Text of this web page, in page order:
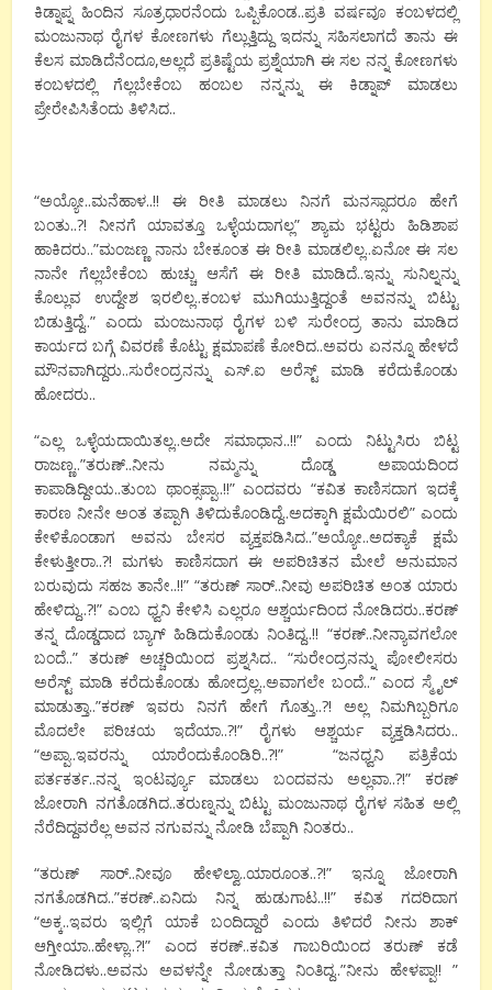
ಕಿಡ್ನಾಪ್ನ ಹಿಂದಿನ ಸೂತ್ರಧಾರನೆಂದು ಒಪ್ಪಿಕೊಂಡ..ಪ್ರತಿ ವರ್ಷವೂ ಕಂಬಳದಲ್ಲಿ
ಮಂಜುನಾಥ ರೈಗಳ ಕೋಣಗಳು ಗೆಲ್ಲುತ್ತಿದ್ದು ಇದನ್ನು ಸಹಿಸಲಾಗದೆ ತಾನು ಈ
ಕೆಲಸ ಮಾಡಿದೆನೆಂದೂ,ಅಲ್ಲದೆ ಪ್ರತಿಷ್ಟೆಯ ಪ್ರಶ್ನೆಯಾಗಿ ಈ ಸಲ ನನ್ನ ಕೋಣಗಳು
ಕಂಬಳದಲ್ಲಿ ಗೆಲ್ಲಬೇಕೆಂಬ ಹಂಬಲ ನನ್ನನ್ನು ಈ ಕಿಡ್ನಾಪ್ ಮಾಡಲು
ಪ್ರೇರೇಪಿಸಿತೆಂದು ತಿಳಿಸಿದ..
“ಅಯ್ಯೋ..ಮನೆಹಾಳ..!! ಈ ರೀತಿ ಮಾಡಲು ನಿನಗೆ ಮನಸ್ಸಾದರೂ ಹೇಗೆ
ಬಂತು..?! ನೀನಗೆ ಯಾವತ್ತೂ ಒಳ್ಳೆಯದಾಗಲ್ಲ” ಶ್ಯಾಮ ಭಟ್ಟರು ಹಿಡಿಶಾಪ
ಹಾಕಿದರು..”ಮಂಜಣ್ಣ ನಾನು ಬೇಕೂಂತ ಈ ರೀತಿ ಮಾಡಲಿಲ್ಲ..ಏನೋ ಈ ಸಲ
ನಾನೇ ಗೆಲ್ಲಬೇಕೆಂಬ ಹುಚ್ಚು ಆಸೆಗೆ ಈ ರೀತಿ ಮಾಡಿದೆ..ಇನ್ನು ಸುನಿಲ್ನನ್ನು
ಕೊಲ್ಲುವ ಉದ್ದೇಶ ಇರಲಿಲ್ಲ..ಕಂಬಳ ಮುಗಿಯುತ್ತಿದ್ದಂತೆ ಅವನನ್ನು ಬಿಟ್ಟು
ಬಿಡುತ್ತಿದ್ದೆ..” ಎಂದು ಮಂಜುನಾಥ ರೈಗಳ ಬಳಿ ಸುರೇಂದ್ರ ತಾನು ಮಾಡಿದ
ಕಾರ್ಯದ ಬಗ್ಗೆ ವಿವರಣೆ ಕೊಟ್ಟು ಕ್ಷಮಾಪಣೆ ಕೋರಿದ..ಅವರು ಏನನ್ನೂ ಹೇಳದೆ
ಮೌನವಾಗಿದ್ದರು..ಸುರೇಂದ್ರನನ್ನು ಎಸ್.ಐ ಅರೆಸ್ಟ್ ಮಾಡಿ ಕರೆದುಕೊಂಡು
ಹೋದರು..
“ಎಲ್ಲ ಒಳ್ಳೆಯದಾಯಿತಲ್ಲ..ಅದೇ ಸಮಾಧಾನ..!!” ಎಂದು ನಿಟ್ಟುಸಿರು ಬಿಟ್ಟ
ರಾಜಣ್ಣ..”ತರುಣ್..ನೀನು ನಮ್ಮನ್ನು ದೊಡ್ಡ ಅಪಾಯದಿಂದ
ಕಾಪಾಡಿದ್ದೀಯ..ತುಂಬ ಥಾಂಕ್ಸಪ್ಪಾ..!!” ಎಂದವರು “ಕವಿತ ಕಾಣಿಸದಾಗ ಇದಕ್ಕೆ
ಕಾರಣ ನೀನೇ ಅಂತ ತಪ್ಪಾಗಿ ತಿಳಿದುಕೊಂಡಿದ್ದೆ..ಅದಕ್ಕಾಗಿ ಕ್ಷಮೆಯಿರಲಿ” ಎಂದು
ಕೇಳಿಕೊಂಡಾಗ ಅವನು ಬೇಸರ ವ್ಯಕ್ತಪಡಿಸಿದ..”ಅಯ್ಯೋ..ಅದಕ್ಯಾಕೆ ಕ್ಷಮೆ
ಕೇಳುತ್ತೀರಾ..?! ಮಗಳು ಕಾಣಿಸದಾಗ ಈ ಅಪರಿಚಿತನ ಮೇಲೆ ಅನುಮಾನ
ಬರುವುದು ಸಹಜ ತಾನೇ..!!” “ತರುಣ್ ಸಾರ್..ನೀವು ಅಪರಿಚಿತ ಅಂತ ಯಾರು
ಹೇಳಿದ್ದು..?!” ಎಂಬ ಧ್ವನಿ ಕೇಳಿಸಿ ಎಲ್ಲರೂ ಆಶ್ಚರ್ಯದಿಂದ ನೋಡಿದರು..ಕರಣ್
ತನ್ನ ದೊಡ್ಡದಾದ ಬ್ಯಾಗ್ ಹಿಡಿದುಕೊಂಡು ನಿಂತಿದ್ದ..!! “ಕರಣ್..ನೀನ್ಯಾವಗಲೋ
ಬಂದೆ..” ತರುಣ್ ಅಚ್ಚರಿಯಿಂದ ಪ್ರಶ್ನಸಿದ.. “ಸುರೇಂದ್ರನನ್ನು ಪೋಲೀಸರು
ಅರೆಸ್ಟ್ ಮಾಡಿ ಕರೆದುಕೊಂಡು ಹೋದ್ರಲ್ಲ..ಅವಾಗಲೇ ಬಂದೆ..” ಎಂದ ಸ್ಮೈಲ್
ಮಾಡುತ್ತಾ..”ಕರಣ್ ಇವರು ನಿನಗೆ ಹೇಗೆ ಗೊತ್ತು..?! ಅಲ್ಲ ನಿಮಗಿಬ್ಬರಿಗೂ
ಮೊದಲೇ ಪರಿಚಯ ಇದೆಯಾ..?!” ರೈಗಳು ಆಶ್ಚರ್ಯ ವ್ಯಕ್ತಡಿಸಿದರು..
“ಅಪ್ಪಾ..ಇವರನ್ನು ಯಾರೆಂದುಕೊಂಡಿರಿ..?!” “ಜನಧ್ವನಿ ಪತ್ರಿಕೆಯ
ಪರ್ತಕರ್ತ..ನನ್ನ ಇಂಟರ್ವ್ಯೂ ಮಾಡಲು ಬಂದವನು ಅಲ್ಲವಾ..?!” ಕರಣ್
ಜೋರಾಗಿ ನಗತೊಡಗಿದ..ತರುಣ್ನನ್ನು ಬಿಟ್ಟು ಮಂಜುನಾಥ ರೈಗಳ ಸಹಿತ ಅಲ್ಲಿ
ನೆರೆದಿದ್ದವರೆಲ್ಲ ಅವನ ನಗುವನ್ನು ನೋಡಿ ಬೆಪ್ಪಾಗಿ ನಿಂತರು..
“ತರುಣ್ ಸಾರ್..ನೀವೂ ಹೇಳಿಲ್ವಾ..ಯಾರೂಂತ..?!” ಇನ್ನೂ ಜೋರಾಗಿ
ನಗತೊಡಗಿದ..”ಕರಣ್..ಏನಿದು ನಿನ್ನ ಹುಡುಗಾಟ..!!” ಕವಿತ ಗದರಿದಾಗ
“ಅಕ್ಕ..ಇವರು ಇಲ್ಲಿಗೆ ಯಾಕೆ ಬಂದಿದ್ದಾರೆ ಎಂದು ತಿಳಿದರೆ ನೀನು ಶಾಕ್
ಆಗ್ತೀಯಾ..ಹೇಳ್ಲಾ..?!” ಎಂದ ಕರಣ್..ಕವಿತ ಗಾಬರಿಯಿಂದ ತರುಣ್ ಕಡೆ
ನೋಡಿದಳು..ಅವನು ಅವಳನ್ನೇ ನೋಡುತ್ತಾ ನಿಂತಿದ್ದ..”ನೀನು ಹೇಳಪ್ಪಾ!! ”